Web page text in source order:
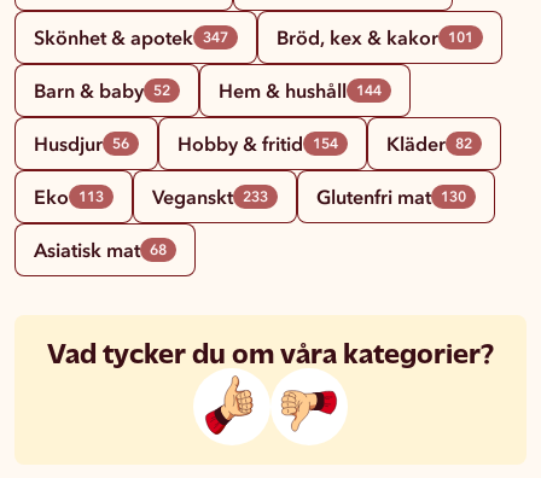
Skönhet & apotek 347 Bröd, kex & kakor 101
Barn & baby 52 Hem & hushåll 144
Husdjur 56 Hobby & fritid 154 Kläder 82
Eko 113 Veganskt 233 Glutenfri mat 130
Asiatisk mat 68
Vad tycker du om våra kategorier?